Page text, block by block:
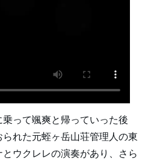
って颯爽と帰っていった後
れた元蛭ヶ岳山荘管理人の東
ウクレレの演奏があり、さら